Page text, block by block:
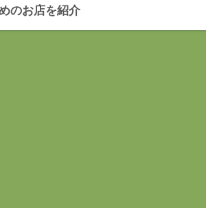
のお店を紹介